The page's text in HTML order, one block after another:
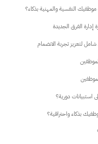
النفسية والمهنية بذكاء؟
الفرق الجديدة
استبيانات دورية؟
بذكاء واحترافية؟